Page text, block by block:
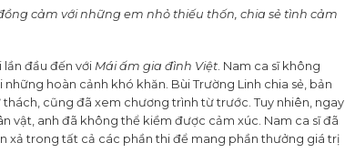
cảm với những em nhỏ thiếu thốn, chia sẻ tình cảm
lần đầu đến với Mái ấm gia đình Việt . Nam ca sĩ không
hoàn cảnh khó khăn. Bùi Trường Linh chia sẻ, bản
cũng đã xem chương trình từ trước. Tuy nhiên, ngay
vật, anh đã không thể kiềm được cảm xúc. Nam ca sĩ đã
xả trong tất cả các phần thi để mang phần thưởng giá trị